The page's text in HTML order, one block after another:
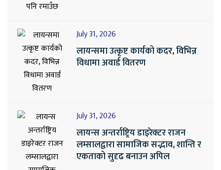
July 31, 2026
लायन्समा उत्कृष्ट कार्यको कदर, विभिन्न
विधामा अवार्ड वितरण
July 31, 2026
लायन्स अन्तर्राष्ट्रिय डाइरेक्टर राजन
लम्सालद्वारा सामाजिक सद्भाव, शान्ति र
एकताको सुदृढ बनाउन अपिल